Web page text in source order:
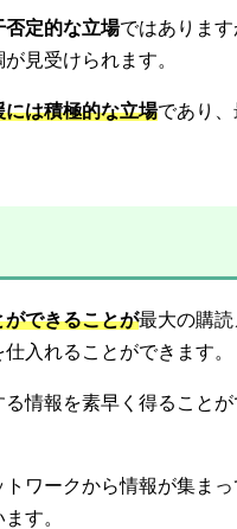
否定的な立場ではありま
見受けられます。
は積極的な立場であり
できることが最大の購
入れることができます。
る情報を素早く得ること
ワークから情報が集ま
す。